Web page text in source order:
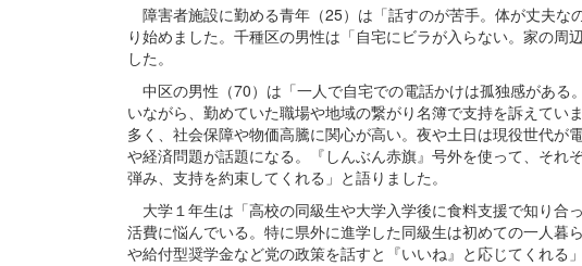
障害者施設に勤める青年（25）は「話すのが苦手。体が丈夫な
り始めました。千種区の男性は「自宅にビラが入らない。家の周
した。
中区の男性（70）は「一人で自宅での電話かけは孤独感がある
いながら、勤めていた職場や地域の繋がり名簿で支持を訴えてい
多く、社会保障や物価高騰に関心が高い。夜や土日は現役世代が
や経済問題が話題になる。『しんぶん赤旗』号外を使って、それ
弾み、支持を約束してくれる」と語りました。
大学１年生は「高校の同級生や大学入学後に食料支援で知り合
活費に悩んでいる。特に県外に進学した同級生は初めての一人暮
や給付型奨学金など党の政策を話すと『いいね』と応じてくれる